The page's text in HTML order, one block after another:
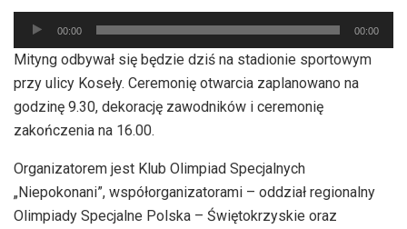
Odtwarzacz
plików
dźwiękowych
00:00 00:00
Mityng odbywał się będzie dziś na stadionie sportowym
przy ulicy Koseły. Ceremonię otwarcia zaplanowano na
godzinę 9.30, dekorację zawodników i ceremonię
zakończenia na 16.00.
Organizatorem jest Klub Olimpiad Specjalnych
„Niepokonani”, współorganizatorami – oddział regionalny
Olimpiady Specjalne Polska – Świętokrzyskie oraz